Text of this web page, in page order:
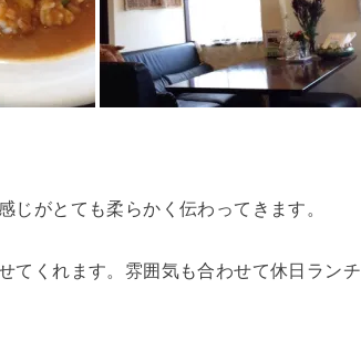
がとても柔らかく伝わってきます。
てくれます。雰囲気も合わせて休日ランチ